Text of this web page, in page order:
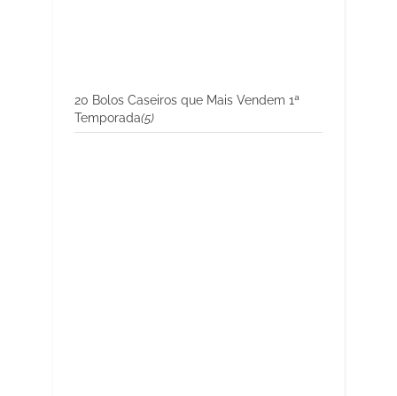
20 Bolos Caseiros que Mais Vendem 1ª
Temporada(5)